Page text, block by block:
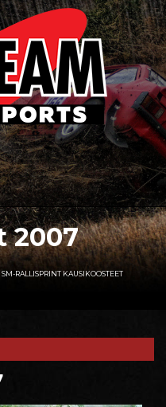
2007
SM-RALLISPRINT KAUSIKOOSTEET